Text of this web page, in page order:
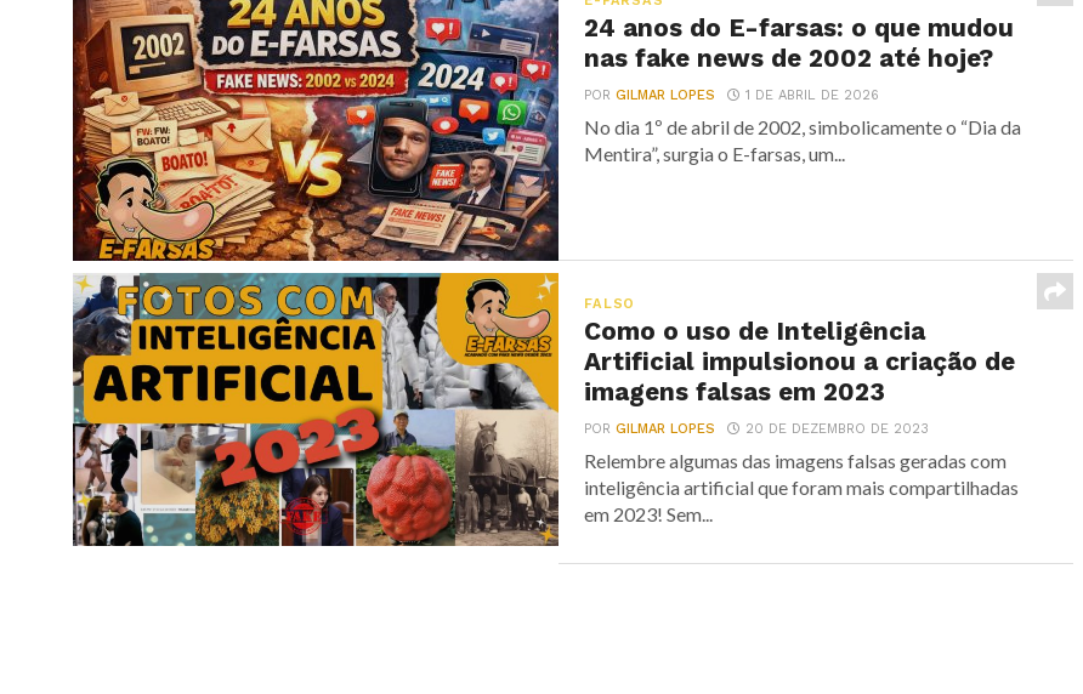
24 anos do E-farsas: o que mudou
nas fake news de 2002 até hoje?
PORGILMAR LOPES 1 DE ABRIL DE 2026
No dia 1º de abril de 2002, simbolicamente o “Dia da
Mentira”, surgia o E-farsas, um...
FALSO
Como o uso de Inteligência
Artificial impulsionou a criação de
imagens falsas em 2023
PORGILMAR LOPES 20 DE DEZEMBRO DE 2023
Relembre algumas das imagens falsas geradas com
inteligência artificial que foram mais compartilhadas
em 2023! Sem...